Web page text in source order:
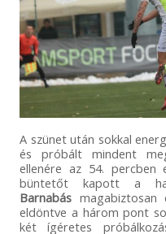
A szünet után sokkal
és próbált mindent
ellenére az 54. percben
büntetőt kapott a
Barnabásmagabiztosan
eldöntve a három pont
két ígéretes